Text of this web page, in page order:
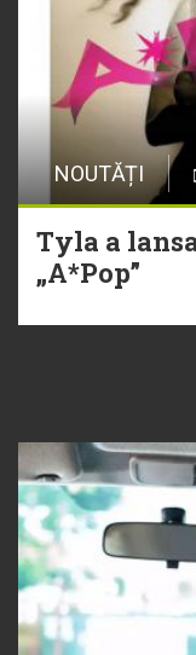
NOUTĂȚI
Tyla a
„A*Pop”